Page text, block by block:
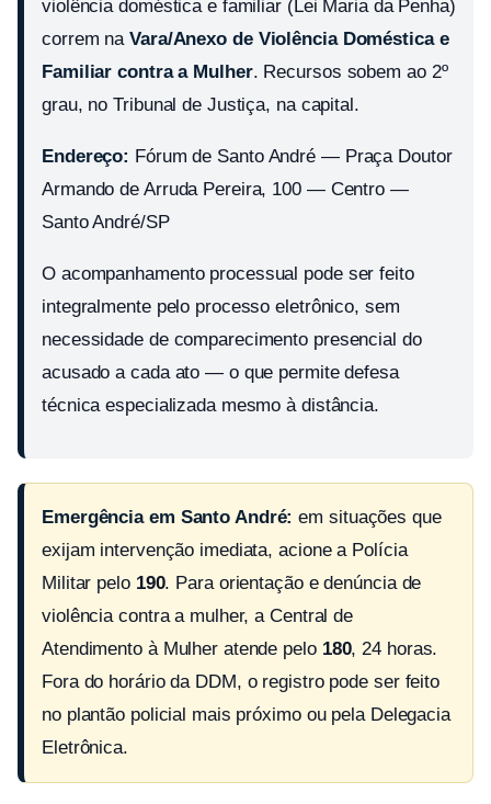
violência doméstica e familiar (Lei Maria da Penha)
correm naVara/Anexo de Violência Doméstica e
Familiar contra a Mulher. Recursos sobem ao 2º
grau, no Tribunal de Justiça, na capital.
Endereço: Fórum de Santo André — Praça Doutor
Armando de Arruda Pereira, 100 — Centro —
Santo André/SP
O acompanhamento processual pode ser feito
integralmente pelo processo eletrônico, sem
necessidade de comparecimento presencial do
acusado a cada ato — o que permite defesa
técnica especializada mesmo à distância.
Emergência em Santo André: em situações que
exijam intervenção imediata, acione a Polícia
Militar pelo 190. Para orientação e denúncia de
violência contra a mulher, a Central de
Atendimento à Mulher atende pelo 180, 24 horas.
Fora do horário da DDM, o registro pode ser feito
no plantão policial mais próximo ou pela Delegacia
Eletrônica.